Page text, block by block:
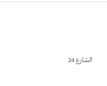
الشارع 24